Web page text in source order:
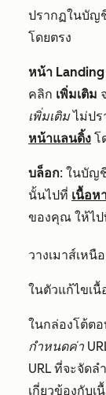
ปรากฏในบัญ
โดยตรง
หน้า Landing
คลิก เพิ่มเติม
เพิ่มเติมไม่ปร
หน้าแลนดิ้ง โ
บล็อก: ในบัญ
นั้นไปที่ เนื้อห
ของคุณ ให้ไป
วางเมาส์เห
ในตัวแก้ไขเนื้
ในกล่องโต้ต
กำหนดค่า
URL ที่จะจัด
เกี่ยวข้องกับเ